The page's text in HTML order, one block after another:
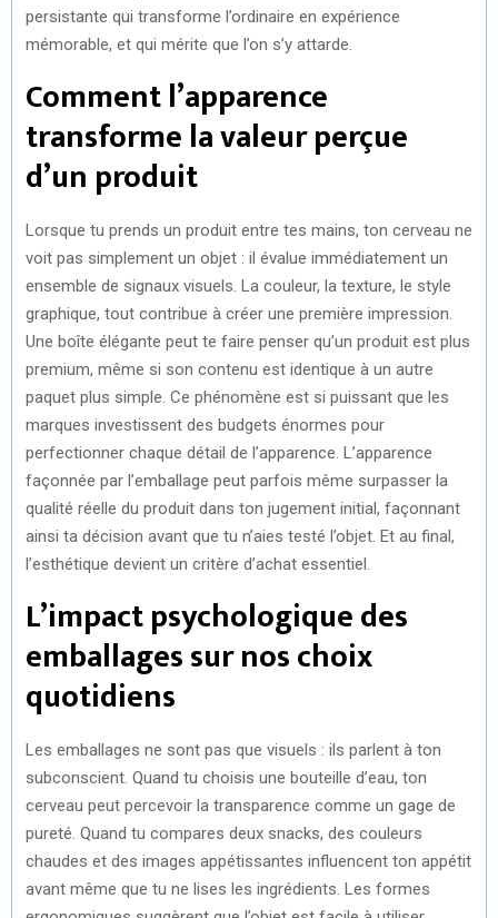
persistante qui transforme l’ordinaire en expérience
mémorable, et qui mérite que l’on s’y attarde.
Comment l’apparence
transforme la valeur perçue
d’un produit
Lorsque tu prends un produit entre tes mains, ton cerveau ne
voit pas simplement un objet : il évalue immédiatement un
ensemble de signaux visuels. La couleur, la texture, le style
graphique, tout contribue à créer une première impression.
Une boîte élégante peut te faire penser qu’un produit est plus
premium, même si son contenu est identique à un autre
paquet plus simple. Ce phénomène est si puissant que les
marques investissent des budgets énormes pour
perfectionner chaque détail de l’apparence. L’apparence
façonnée par l’emballage peut parfois même surpasser la
qualité réelle du produit dans ton jugement initial, façonnant
ainsi ta décision avant que tu n’aies testé l’objet. Et au final,
l’esthétique devient un critère d’achat essentiel.
L’impact psychologique des
emballages sur nos choix
quotidiens
Les emballages ne sont pas que visuels : ils parlent à ton
subconscient. Quand tu choisis une bouteille d’eau, ton
cerveau peut percevoir la transparence comme un gage de
pureté. Quand tu compares deux snacks, des couleurs
chaudes et des images appétissantes influencent ton appétit
avant même que tu ne lises les ingrédients. Les formes